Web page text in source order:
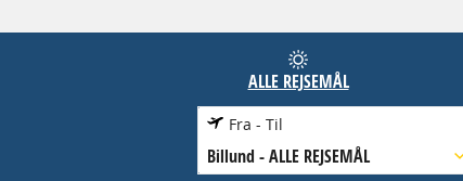
ALLE REJSEMÅL
Fra - Til
Billund -ALLE REJSEMÅL